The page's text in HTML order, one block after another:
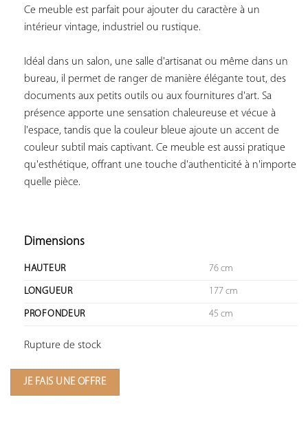
Ce meuble est parfait pour ajouter du caractère à un
intérieur vintage, industriel ou rustique.
Idéal dans un salon, une salle d'artisanat ou même dans un
bureau, il permet de ranger de manière élégante tout, des
documents aux petits outils ou aux fournitures d'art. Sa
présence apporte une sensation chaleureuse et vécue à
l'espace, tandis que la couleur bleue ajoute un accent de
couleur subtil mais captivant. Ce meuble est aussi pratique
qu'esthétique, offrant une touche d'authenticité à n'importe
quelle pièce.
Dimensions
HAUTEUR 76 cm
LONGUEUR 177 cm
PROFONDEUR 45 cm
Rupture de stock
JE FAIS UNE OFFRE